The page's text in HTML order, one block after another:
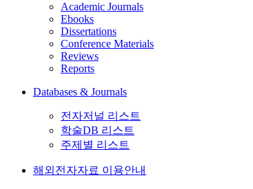
Academic Journals
Ebooks
Dissertations
Conference Materials
Reviews
Reports
Databases & Journals
전자저널 리스트
학술DB 리스트
주제별 리스트
해외전자자료 이용안내